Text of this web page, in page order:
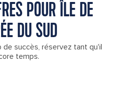
POUR ÎLE DE
DU SUD
succès, réservez tant qu'il
temps.